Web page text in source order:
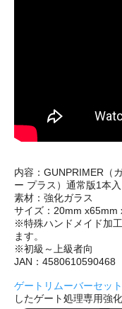
内容：GUNPRIMER（
ー プラス）通常版1本入
素材：強化ガラス
サイズ：20mm x65mm
※特殊ハンドメイド加
ます。
※初級～上級者向
JAN：4580610590468
ゲートリムーバーセット
したゲート処理専用強